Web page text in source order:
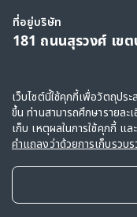
ที่อยู่บริษัท
181 ถนนสุรวงศ์ เข
สงวนลิขสิทธิ์ © 2568, กลุ่มบริษั
กฎหมาย
ข้อตกลงการใช้|คำแถลงว่าด้ว
เว็บไซต์นี้ใช้คุกกี้เพื่อวัตถุปร
ขึ้น ท่านสามารถศึกษารายละ
เก็บ เหตุผลในการใช้คุกกี้ แ
คำแถลงว่าด้วยการเก็บรวบ